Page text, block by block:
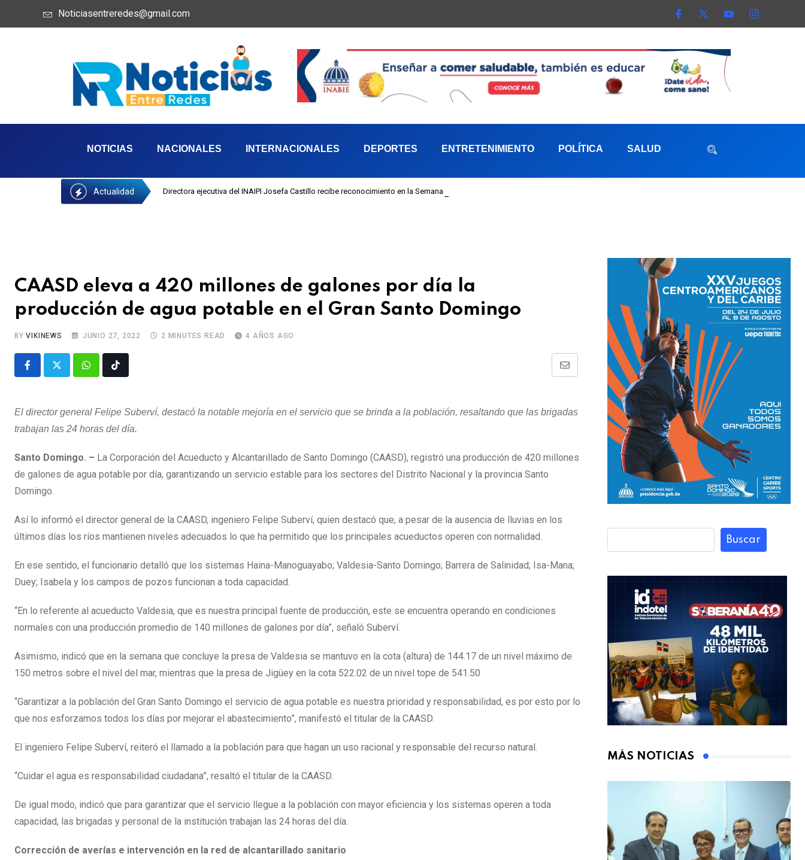
Noticiasentreredes@gmail.com
NOTICIAS NACIONALES INTERNACIONALES DEPORTES ENTRETENIMIENTO POLÍTICA SALUD
Actualidad Directora ejecutiva del INAIPI Josefa Castillo recibe reconocimiento en la Semana Mundial de la Lactancia Materna
CAASD eleva a 420 millones de galones por día la
producción de agua potable en el Gran Santo Domingo
BYVIKINEWS JUNIO 27, 2022 2 MINUTES READ 4 AÑOS AGO
El director general Felipe Suberví, destacó la notable mejoría en el servicio que se brinda a la población, resaltando que las brigadas
trabajan las 24 horas del día.
Santo Domingo. – La Corporación del Acueducto y Alcantarillado de Santo Domingo (CAASD), registró una producción de 420 millones
de galones de agua potable por día, garantizando un servicio estable para los sectores del Distrito Nacional y la provincia Santo
Domingo.
Así lo informó el director general de la CAASD, ingeniero Felipe Suberví, quien destacó que, a pesar de la ausencia de lluvias en los
últimos días los ríos mantienen niveles adecuados lo que ha permitido que los principales acueductos operen con normalidad.
En ese sentido, el funcionario detalló que los sistemas Haina-Manoguayabo; Valdesia-Santo Domingo; Barrera de Salinidad; Isa-Mana;
Duey; Isabela y los campos de pozos funcionan a toda capacidad.
“En lo referente al acueducto Valdesia, que es nuestra principal fuente de producción, este se encuentra operando en condiciones
normales con una producción promedio de 140 millones de galones por día”, señaló Suberví.
Asimismo, indicó que en la semana que concluye la presa de Valdesia se mantuvo en la cota (altura) de 144.17 de un nivel máximo de
150 metros sobre el nivel del mar, mientras que la presa de Jigüey en la cota 522.02 de un nivel tope de 541.50
“Garantizar a la población del Gran Santo Domingo el servicio de agua potable es nuestra prioridad y responsabilidad, es por esto por lo
que nos esforzamos todos los días por mejorar el abastecimiento”, manifestó el titular de la CAASD.
El ingeniero Felipe Suberví, reiteró el llamado a la población para que hagan un uso racional y responsable del recurso natural.
“Cuidar el agua es responsabilidad ciudadana”, resaltó el titular de la CAASD.
De igual modo, indicó que para garantizar que el servicio llegue a la población con mayor eficiencia y los sistemas operen a toda
capacidad, las brigadas y personal de la institución trabajan las 24 horas del día.
Corrección de averías e intervención en la red de alcantarillado sanitario
Buscar
MÁS NOTICIAS